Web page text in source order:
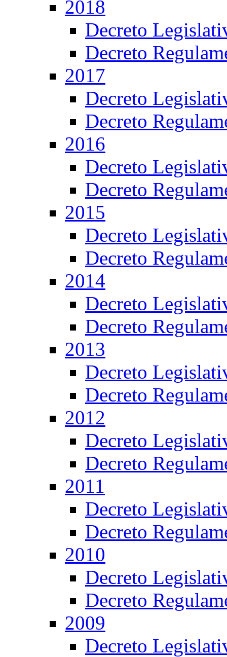
2018
Decreto
Decreto
2017
Decreto
Decreto
2016
Decreto
Decreto
2015
Decreto
Decreto
2014
Decreto
Decreto
2013
Decreto
Decreto
2012
Decreto
Decreto
2011
Decreto
Decreto
2010
Decreto
Decreto
2009
Decreto